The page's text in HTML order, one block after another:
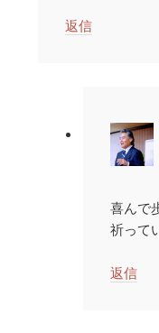
返信
喜んで
祈って
返信